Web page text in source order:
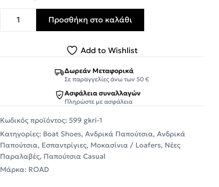
Road Αντρικά Παπούτσια Μοκασίνια 599 Γκρί ποσότητα
Προσθήκη στο καλάθι
Add to Wishlist
Δωρεάν Μεταφορικά
Σε παραγγελίες άνω των 50 €
Ασφάλεια συναλλαγών
Πληρώστε με ασφάλεια
Κωδικός προϊόντος: 599 gkri-1
Κατηγορίες: Boat Shoes, Ανδρικά Παπούτσια, Ανδρικά
Παπούτσια, Εσπαντρίγιες, Μοκασίνια / Loafers, Νέες
Παραλαβές, Παπούτσια Casual
Μάρκα: ROAD